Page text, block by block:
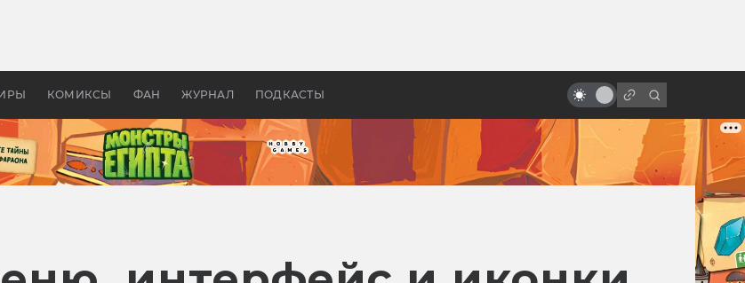
КОМИКСЫ ФАН ЖУРНАЛ ПОДКАСТЫ
России —
бы «Властелина колец»
лучшему